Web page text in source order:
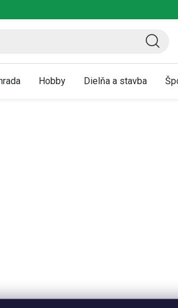
Hobby Dielňa a stavba